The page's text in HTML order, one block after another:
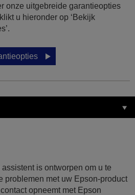
onze uitgebreide garantieopties
u hieronder op ‘Bekijk
is ontworpen om u te
problemen met uw Epson-product
opneemt met Epson